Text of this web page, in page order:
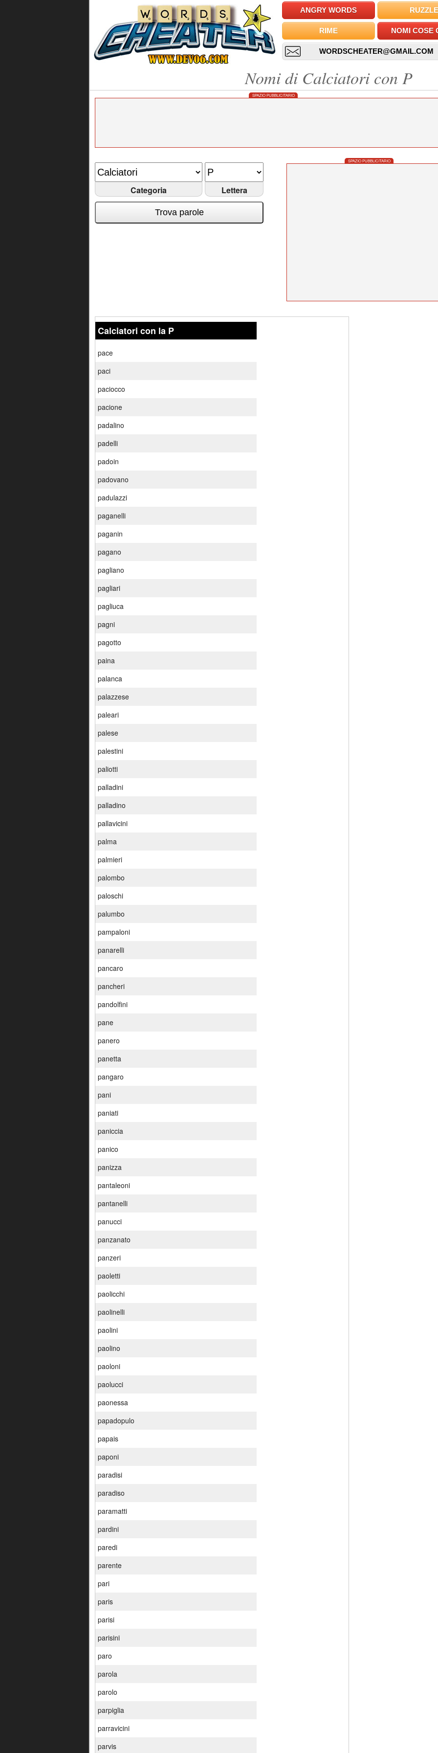
ANGRY WORDS RUZZLE
RIME NOMI COSE
WORDSCHEATER@GMAIL.COM
Nomi di Calciatori con P
SPAZIO PUBBLICITARIO
Categoria Lettera
Trova parole
SPAZIO PUBBLICITARIO
Calciatori con la P
pace
paci
paciocco
pacione
padalino
padelli
padoin
padovano
padulazzi
paganelli
paganin
pagano
pagliano
pagliari
pagliuca
pagni
pagotto
paina
palanca
palazzese
paleari
palese
palestini
paliotti
palladini
palladino
pallavicini
palma
palmieri
palombo
paloschi
palumbo
pampaloni
panarelli
pancaro
pancheri
pandolfini
pane
panero
panetta
pangaro
pani
paniati
paniccia
panico
panizza
pantaleoni
pantanelli
panucci
panzanato
panzeri
paoletti
paolicchi
paolinelli
paolini
paolino
paoloni
paolucci
paonessa
papadopulo
papais
paponi
paradisi
paradiso
paramatti
pardini
paredi
parente
pari
paris
parisi
parisini
paro
parola
parolo
parpiglia
parravicini
parvis